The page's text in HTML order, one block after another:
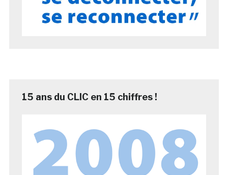
15 ans du CLIC en 15 chiffres !